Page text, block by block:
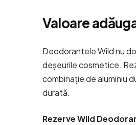
Valoare
Deodorantele Wild nu
deșeurile cosmetice.
combinație de aluminiu
durată.
Rezerve Wild